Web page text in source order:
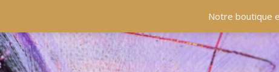
Notre boutique
COLLECTIONS EN PRÉSENCE